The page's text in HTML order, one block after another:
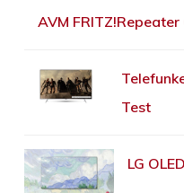
AVM
Test
LG